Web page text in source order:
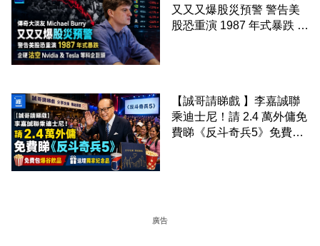
又又又爆股災預警 警告美
股恐重演 1987 年式暴跌 企
【誠哥請睇戲 】李嘉誠聯
乘迪士尼！請 2.4 萬外傭免
費睇《反斗奇兵5》免費包
廣告